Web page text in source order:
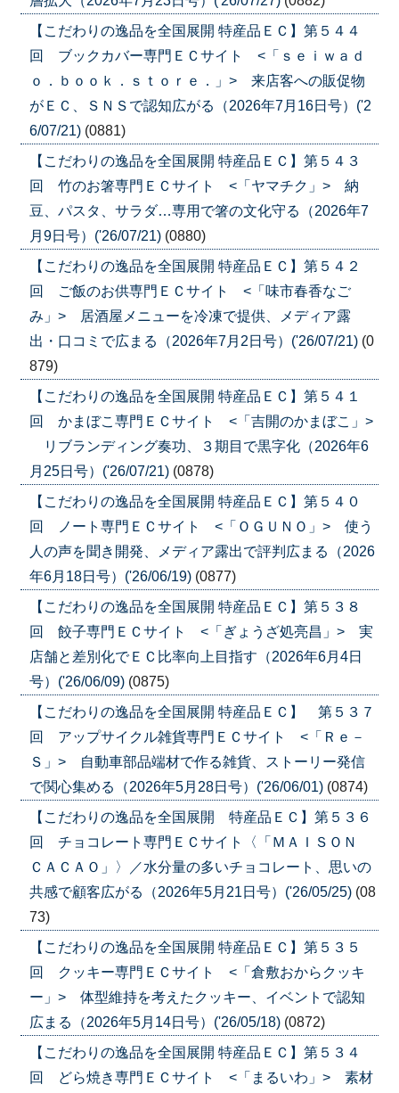
【こだわりの逸品を全国展開 特産品ＥＣ】第５４４
回 ブックカバー専門ＥＣサイト <「ｓｅｉｗａｄ
ｏ．ｂｏｏｋ．ｓｔｏｒｅ．」> 来店客への販促物
がＥＣ、ＳＮＳで認知広がる（2026年7月16日号）('2
6/07/21) (0881)
【こだわりの逸品を全国展開 特産品ＥＣ】第５４３
回 竹のお箸専門ＥＣサイト <「ヤマチク」> 納
豆、パスタ、サラダ…専用で箸の文化守る（2026年7
月9日号）('26/07/21) (0880)
【こだわりの逸品を全国展開 特産品ＥＣ】第５４２
回 ご飯のお供専門ＥＣサイト <「味市春香なご
み」> 居酒屋メニューを冷凍で提供、メディア露
出・口コミで広まる（2026年7月2日号）('26/07/21) (0
879)
【こだわりの逸品を全国展開 特産品ＥＣ】第５４１
回 かまぼこ専門ＥＣサイト <「吉開のかまぼこ」>
リブランディング奏功、３期目で黒字化（2026年6
月25日号）('26/07/21) (0878)
【こだわりの逸品を全国展開 特産品ＥＣ】第５４０
回 ノート専門ＥＣサイト <「ＯＧＵＮＯ」> 使う
人の声を聞き開発、メディア露出で評判広まる（2026
年6月18日号）('26/06/19) (0877)
【こだわりの逸品を全国展開 特産品ＥＣ】第５３８
回 餃子専門ＥＣサイト <「ぎょうざ処亮昌」> 実
店舗と差別化でＥＣ比率向上目指す（2026年6月4日
号）('26/06/09) (0875)
【こだわりの逸品を全国展開 特産品ＥＣ】 第５３７
回 アップサイクル雑貨専門ＥＣサイト <「Ｒｅ－
Ｓ」> 自動車部品端材で作る雑貨、ストーリー発信
で関心集める（2026年5月28日号）('26/06/01) (0874)
【こだわりの逸品を全国展開 特産品ＥＣ】第５３６
回 チョコレート専門ＥＣサイト〈「ＭＡＩＳＯＮ
ＣＡＣＡＯ」〉／水分量の多いチョコレート、思いの
共感で顧客広がる（2026年5月21日号）('26/05/25) (08
73)
【こだわりの逸品を全国展開 特産品ＥＣ】第５３５
回 クッキー専門ＥＣサイト <「倉敷おからクッキ
ー」> 体型維持を考えたクッキー、イベントで認知
広まる（2026年5月14日号）('26/05/18) (0872)
【こだわりの逸品を全国展開 特産品ＥＣ】第５３４
回 どら焼き専門ＥＣサイト <「まるいわ」> 素材